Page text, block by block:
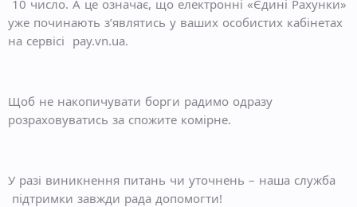
10 число. А це означає, що електронні «Єдині Рахунки»
уже починають з’являтись у ваших особистих кабінетах
на сервісі pay.vn.ua.
Щоб не накопичувати борги радимо одразу
розраховуватись за спожите комірне.
У разі виникнення питань чи уточнень – наша служба
підтримки завжди рада допомогти!